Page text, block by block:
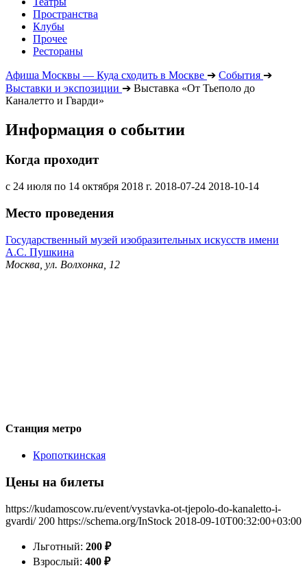
Пространства
Клубы
Прочее
Рестораны
Афиша Москвы — Куда сходить в Москве ➔ События ➔
Выставки и экспозиции ➔ Выставка «От Тьеполо до
Каналетто и Гварди»
Информация о событии
Когда проходит
с 24 июля по 14 октября 2018 г. 2018-07-24 2018-10-14
Место проведения
Государственный музей изобразительных искусств имени
А.С. Пушкина
Москва, ул. Волхонка, 12
Станция метро
Кропоткинская
Цены на билеты
https://kudamoscow.ru/event/vystavka-ot-tjepolo-do-kanaletto-i-
gvardi/ 200 https://schema.org/InStock 2018-09-10T00:32:00+03:00
Льготный: 200 ₽
Взрослый: 400 ₽